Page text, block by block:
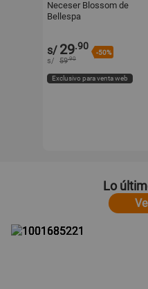
Neceser Blossom de
Bellespa
s/ 29.90
-50%
s/ 59.90
Exclusivo para venta web
Lo